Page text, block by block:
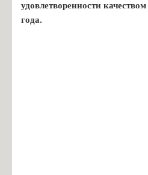
удовлетворенности
года.